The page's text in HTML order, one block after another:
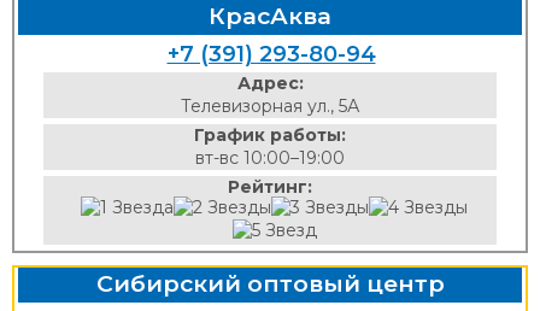
КрасАква
+7 (391) 293-80-94
Адрес:
Телевизорная ул., 5А
График работы:
вт-вс 10:00–19:00
Рейтинг:
Сибирский оптовый центр